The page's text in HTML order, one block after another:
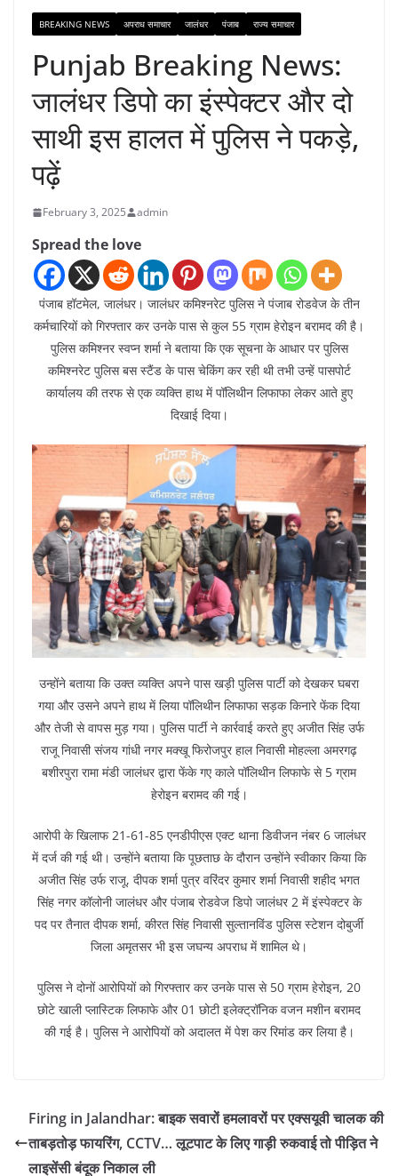
BREAKING NEWS अपराध समाचार जालंधर पंजाब राज्य समाचार
Punjab Breaking News:
जालंधर डिपो का इंस्पेक्टर और दो
साथी इस हालत में पुलिस ने पकड़े,
पढ़ें
February 3, 2025 admin
Spread the love
पंजाब हॉटमेल, जालंधर। जालंधर कमिश्नरेट पुलिस ने पंजाब रोडवेज के तीन
कर्मचारियों को गिरफ्तार कर उनके पास से कुल 55 ग्राम हेरोइन बरामद की है।
पुलिस कमिश्नर स्वप्न शर्मा ने बताया कि एक सूचना के आधार पर पुलिस
कमिश्नरेट पुलिस बस स्टैंड के पास चेकिंग कर रही थी तभी उन्हें पासपोर्ट
कार्यालय की तरफ से एक व्यक्ति हाथ में पॉलिथीन लिफाफा लेकर आते हुए
दिखाई दिया।
उन्होंने बताया कि उक्त व्यक्ति अपने पास खड़ी पुलिस पार्टी को देखकर घबरा
गया और उसने अपने हाथ में लिया पॉलिथीन लिफाफा सड़क किनारे फेंक दिया
और तेजी से वापस मुड़ गया। पुलिस पार्टी ने कार्रवाई करते हुए अजीत सिंह उर्फ
राजू निवासी संजय गांधी नगर मक्खू फिरोजपुर हाल निवासी मोहल्ला अमरगढ़
बशीरपुरा रामा मंडी जालंधर द्वारा फेंके गए काले पॉलिथीन लिफाफे से 5 ग्राम
हेरोइन बरामद की गई।
आरोपी के खिलाफ 21-61-85 एनडीपीएस एक्ट थाना डिवीजन नंबर 6 जालंधर
में दर्ज की गई थी। उन्होंने बताया कि पूछताछ के दौरान उन्होंने स्वीकार किया कि
अजीत सिंह उर्फ राजू, दीपक शर्मा पुत्र वरिंदर कुमार शर्मा निवासी शहीद भगत
सिंह नगर कॉलोनी जालंधर और पंजाब रोडवेज डिपो जालंधर 2 में इंस्पेक्टर के
पद पर तैनात दीपक शर्मा, कीरत सिंह निवासी सुल्तानविंड पुलिस स्टेशन दोबुर्जी
जिला अमृतसर भी इस जघन्य अपराध में शामिल थे।
पुलिस ने दोनों आरोपियों को गिरफ्तार कर उनके पास से 50 ग्राम हेरोइन, 20
छोटे खाली प्लास्टिक लिफाफे और 01 छोटी इलेक्ट्रॉनिक वजन मशीन बरामद
की गई है। पुलिस ने आरोपियों को अदालत में पेश कर रिमांड कर लिया है‌।
Firing in Jalandhar: बाइक सवारों हमलावरों पर एक्सयूवी चालक की
ताबड़तोड़ फायरिंग, CCTV… लूटपाट के लिए गाड़ी रुकवाई तो पीड़ित ने
लाइसेंसी बंदूक निकाल ली